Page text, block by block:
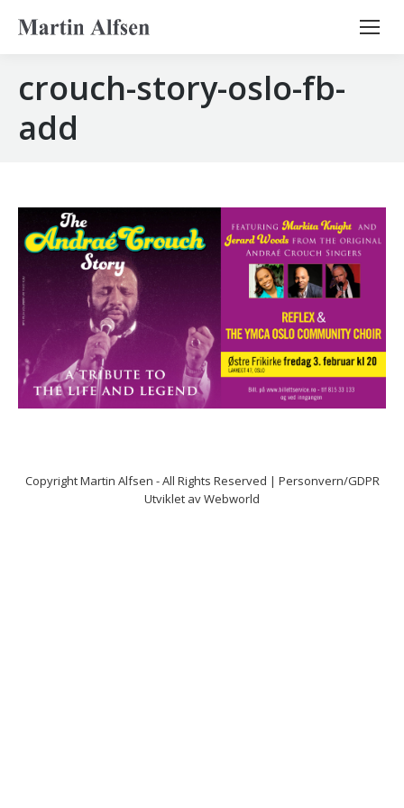
Search:
crouch-story-oslo-fb-
add
CopyrightMartin Alfsen - All Rights Reserved | Personvern/GDPR
Utviklet avWebworld